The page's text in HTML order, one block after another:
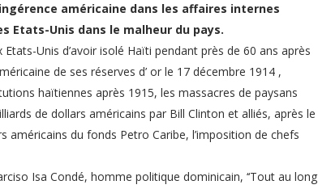
américaine dans les affaires internes
Etats-Unis dans le malheur du pays.
Unis d’avoir isolé Haïti pendant près de 60 ans après
de ses réserves d’ or le 17 décembre 1914 ,
haïtiennes après 1915, les massacres de paysans
de dollars américains par Bill Clinton et alliés, après le
du fonds Petro Caribe, l’imposition de chefs
Isa Condé, homme politique dominicain, ‘‘Tout au long